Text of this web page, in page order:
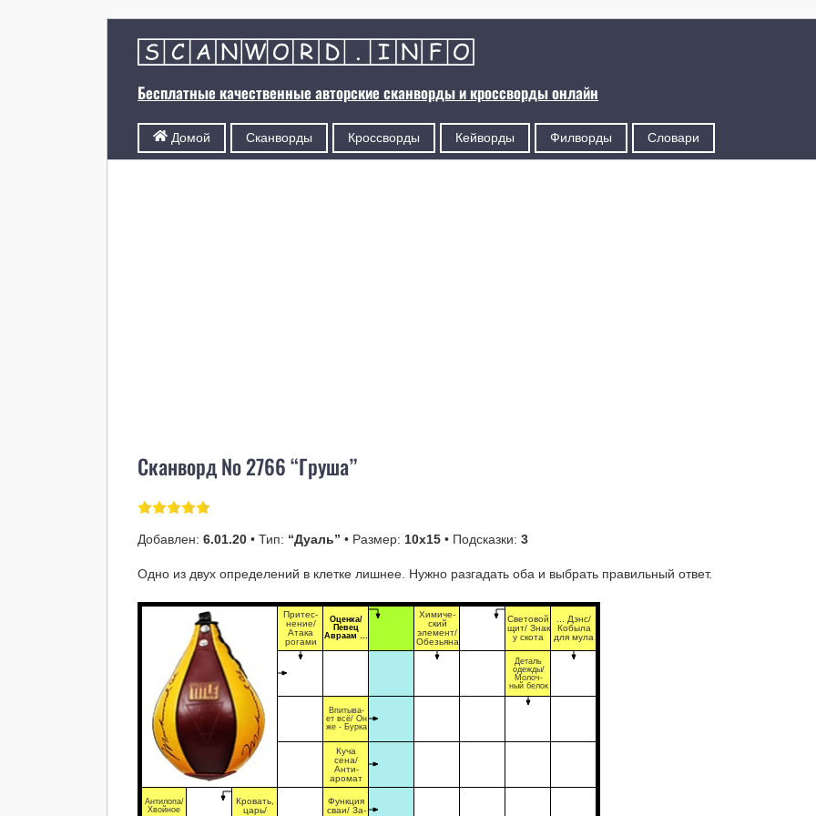
Бесплатные качественные авторские сканворды и кроссворды онлайн
Домой Сканворды Кроссворды Кейворды Филворды Словари
Сканворд № 2766 “Груша”
Добавлен:6.01.20 • Тип: “Дуаль” • Размер: 10х15 • Подсказки:3
Одно из двух определений в клетке лишнее. Нужно разгадать оба и выбрать правильный ответ.
Притес-
нение/
Атака
рогами
Оценка/
Певец
Авраам …
Химиче-
ский
элемент/
Обезьяна
Световой
щит/ Знак
у скота
... Дэнс/
Кобыла
для мула
Деталь
одежды/
Молоч-
ный белок
Впитыва-
ет всё/ Он
же - Бурка
Куча
сена/
Анти-
аромат
Антилопа/
Хвойное
Кровать,
царь/
Функция
сваи/ За-